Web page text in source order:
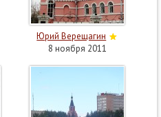
Юрий Верещагин
8 ноября 2011